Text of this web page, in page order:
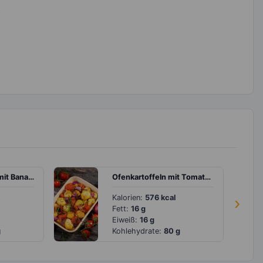
›
Grüner Smoothie mit Banane, Gurke und Spinat Ofenkartoffeln mit Tomaten und Zwiebeln
Kalorien: 576 kcal
Fett: 16 g
Eiweiß: 16 g
Kohlehydrate: 80 g